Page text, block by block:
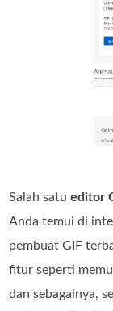
Salah satueditor
Anda temui di
pembuat GIF
fitur seperti
dan sebagainya,